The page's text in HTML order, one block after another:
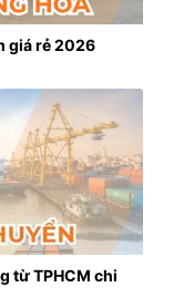
giá rẻ 2026
từ TPHCM chi